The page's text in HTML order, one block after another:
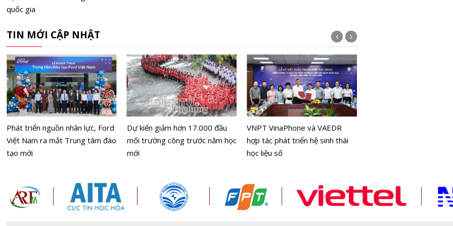
quốc gia
TIN MỚI CẬP NHẬT
Phát triển nguồn nhân lực, Ford
Việt Nam ra mắt Trung tâm đào
tạo mới
Dự kiến giảm hơn 17.000 đầu
mối trường công trước năm học
mới
VNPT VinaPhone và VAEDR
hợp tác phát triển hệ sinh thái
học liệu số